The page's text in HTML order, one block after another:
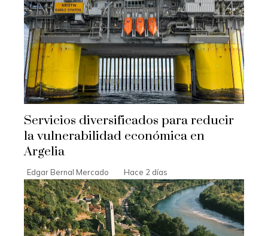
Servicios diversificados para reducir
la vulnerabilidad económica en
Argelia
Edgar Bernal Mercado Hace 2 días